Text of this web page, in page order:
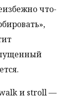
что-
walk и stroll —